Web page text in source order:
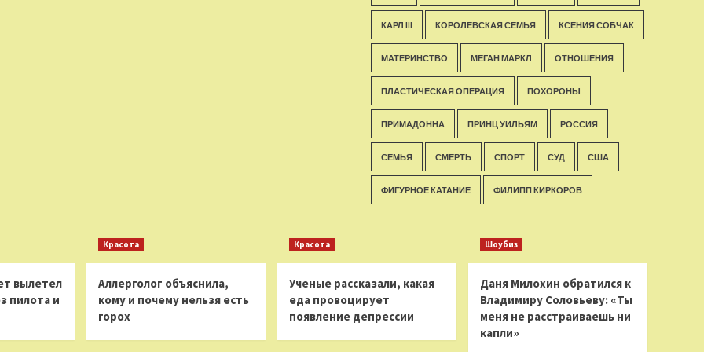
КАРЛ III КОРОЛЕВСКАЯ СЕМЬЯ КСЕНИЯ СОБЧАК
МАТЕРИНСТВО МЕГАН МАРКЛ ОТНОШЕНИЯ
ПЛАСТИЧЕСКАЯ ОПЕРАЦИЯ ПОХОРОНЫ
ПРИМАДОННА ПРИНЦ УИЛЬЯМ РОССИЯ
СЕМЬЯ СМЕРТЬ СПОРТ СУД США
ФИГУРНОЕ КАТАНИЕ ФИЛИПП КИРКОРОВ
вылетел
пилота и
Красота
Аллерголог объяснила,
кому и почему нельзя есть
горох
Красота
Ученые рассказали, какая
еда провоцирует
появление депрессии
Шоубиз
Даня Милохин обратился к
Владимиру Соловьеву: «Ты
меня не расстраиваешь ни
капли»